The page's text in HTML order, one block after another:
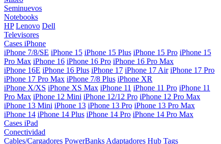
Seminuevos
Notebooks
HP Lenovo Dell
Televisores
Cases iPhone
iPhone 7/8/SE iPhone 15 iPhone 15 Plus iPhone 15 Pro iPhone 15
Pro Max iPhone 16 iPhone 16 Pro iPhone 16 Pro Max
iPhone 16E iPhone 16 Plus iPhone 17 iPhone 17 Air iPhone 17 Pro
iPhone 17 Pro Max iPhone 7/8 Plus iPhone XR
iPhone X/XS iPhone XS Max iPhone 11 iPhone 11 Pro iPhone 11
Pro Max iPhone 12 Mini iPhone 12/12 Pro iPhone 12 Pro Max
iPhone 13 Mini iPhone 13 iPhone 13 Pro iPhone 13 Pro Max
iPhone 14 iPhone 14 Plus iPhone 14 Pro iPhone 14 Pro Max
Cases iPad
Conectividad
Cables/Cargadores PowerBanks Adaptadores Hub Tags